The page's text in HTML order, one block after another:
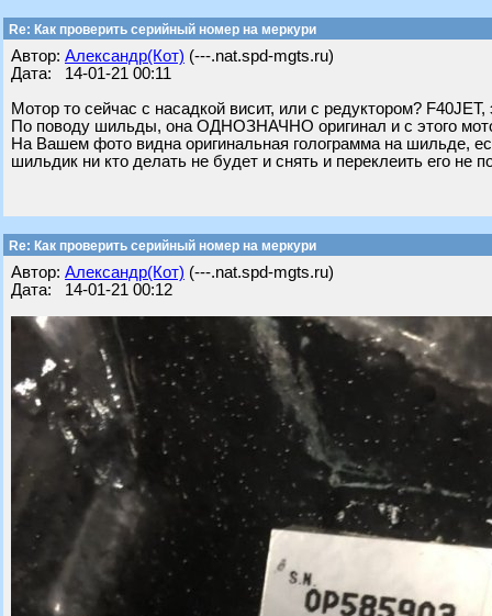
Re: Как проверить серийный номер на меркури
Автор: Александр(Кот) (---.nat.spd-mgts.ru)
Дата: 14-01-21 00:11
Мотор то сейчас с насадкой висит, или с редуктором?
По поводу шильды, она ОДНОЗНАЧНО оригинал и с этого
На Вашем фото видна оригинальная голограмма на шильде,
шильдик ни кто делать не будет и снять и переклеить его не
Re: Как проверить серийный номер на меркури
Автор: Александр(Кот) (---.nat.spd-mgts.ru)
Дата: 14-01-21 00:12